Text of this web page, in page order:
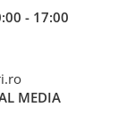
- 17:00
MEDIA